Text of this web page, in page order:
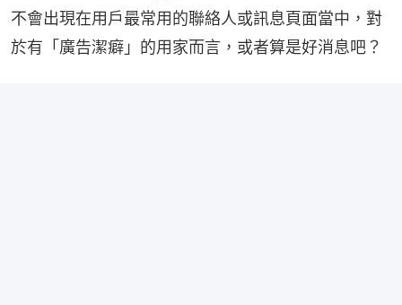
不會出現在用戶最常用的聯絡人或訊息頁面當中，對
於有「廣告潔癖」的用家而言，或者算是好消息吧？